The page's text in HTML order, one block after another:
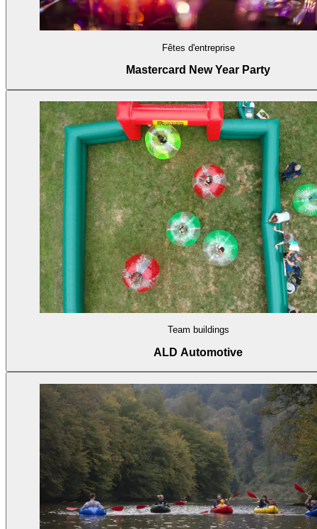
Fêtes d'entreprise
Mastercard New Year Party
Team buildings
ALD Automotive